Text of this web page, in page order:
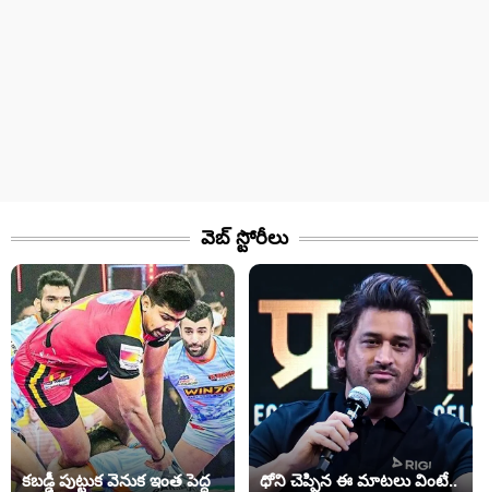
వెబ్ స్టోరీలు​
కబడ్డీ పుట్టుక వెనుక ఇంత పెద్ద
ధోని చెప్పిన ఈ మాటలు వింటే..